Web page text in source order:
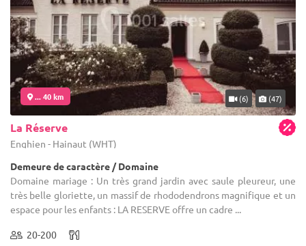
... 40 km (6) (47)
La Réserve
Enghien - Hainaut (WHT)
Demeure de caractère / Domaine
Domaine mariage : Un très grand jardin avec saule pleureur, une
très belle gloriette, un massif de rhododendrons magnifique et un
espace pour les enfants : LA RESERVE offre un cadre ...
20-200